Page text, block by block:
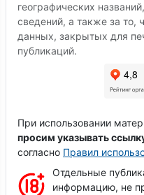
географических
сведений, а также за то,
данных, закрытых для
публикаций.
При использовании
просим указывать
согласно Правил
Отдельные
информацию, не